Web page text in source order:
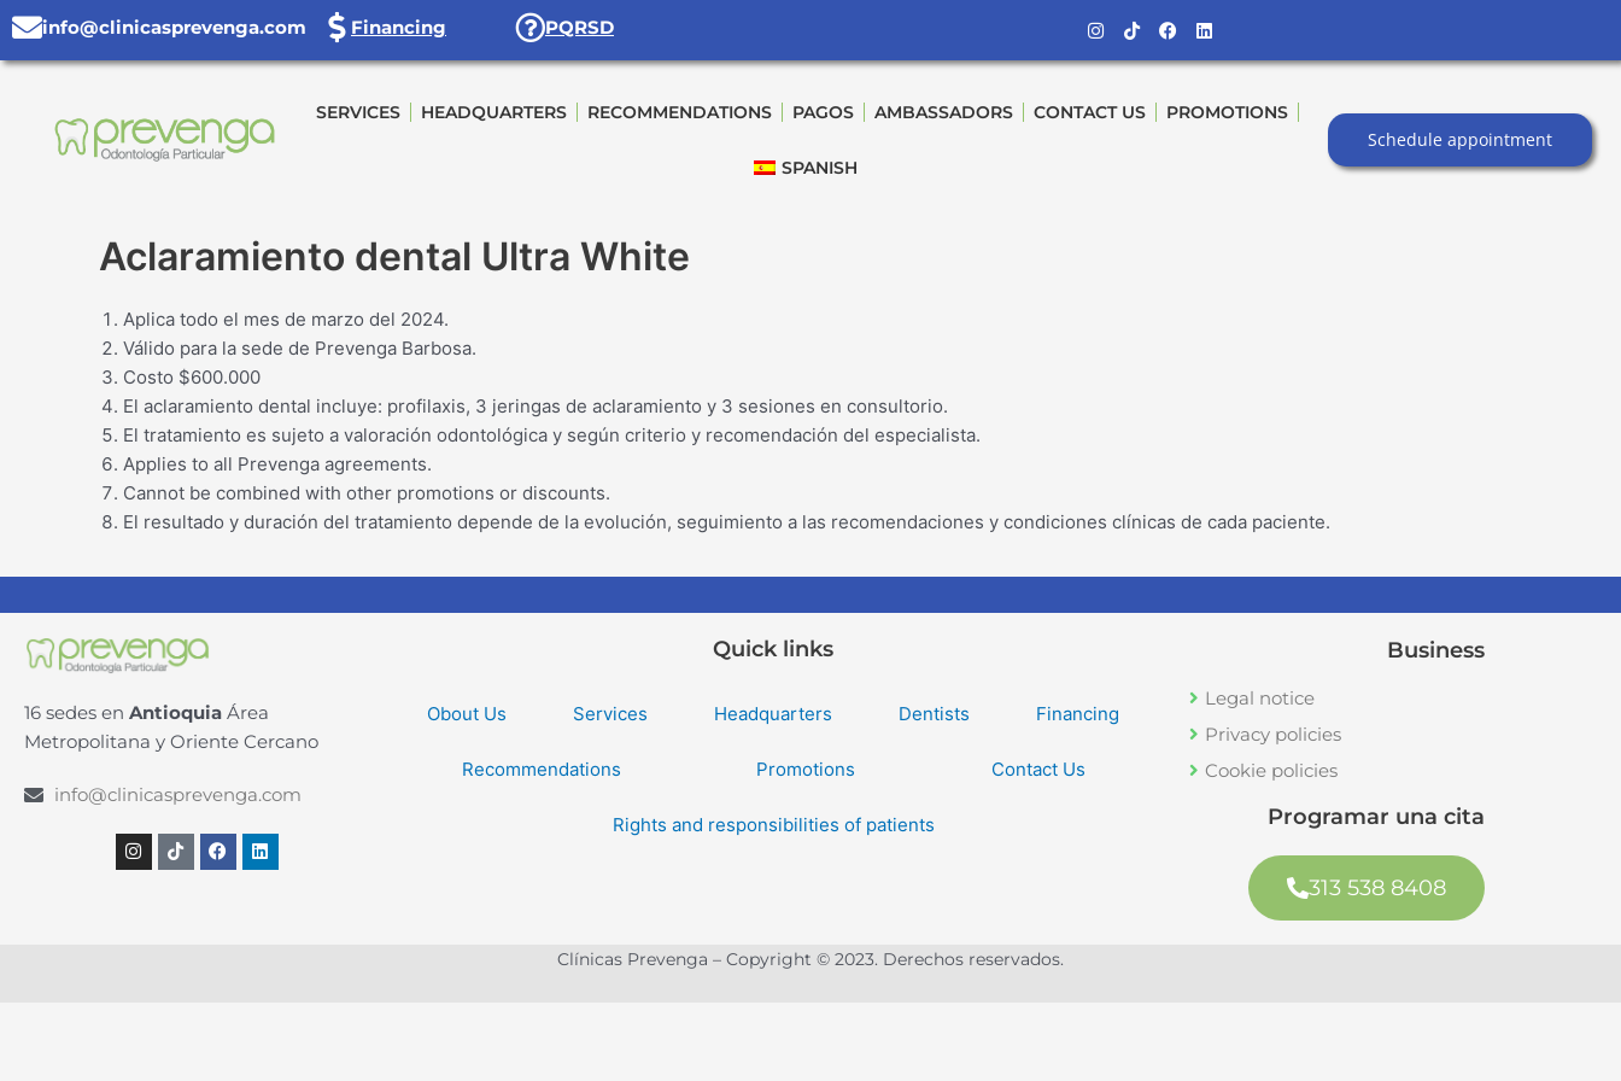
Skip
to
content
info@clinicasprevenga.com Financing PQRSD Instagram
TiktokFacebook
Linkedin
SERVICES HEADQUARTERS RECOMMENDATIONS PAGOS AMBASSADORS CONTACT US PROMOTIONS
SPANISH
Schedule appointment
Aclaramiento dental Ultra White
Aplica todo el mes de marzo del 2024.
Válido para la sede de Prevenga Barbosa.
Costo $600.000
El aclaramiento dental incluye: profilaxis, 3 jeringas de aclaramiento y 3 sesiones en consultorio.
El tratamiento es sujeto a valoración odontológica y según criterio y recomendación del especialista.
Applies to all Prevenga agreements.
Cannot be combined with other promotions or discounts.
El resultado y duración del tratamiento depende de la evolución, seguimiento a las recomendaciones y condiciones clínicas de cada paciente.
16 sedes en Antioquia Área
Metropolitana y Oriente Cercano
info@clinicasprevenga.com
Instagram
TiktokFacebookLinkedin
Quick links
Obout Us Services Headquarters Dentists Financing
Recommendations Promotions Contact Us
Rights and responsibilities of patients
Business
Legal notice
Privacy policies
Cookie policies
Programar una cita
313 538 8408
Clínicas Prevenga – Copyright © 2023. Derechos reservados.